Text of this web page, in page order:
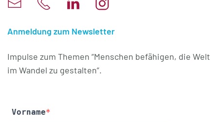
Anmeldung zum Newsletter
Impulse zum Themen “Menschen befähigen, die Welt
im Wandel zu gestalten”.